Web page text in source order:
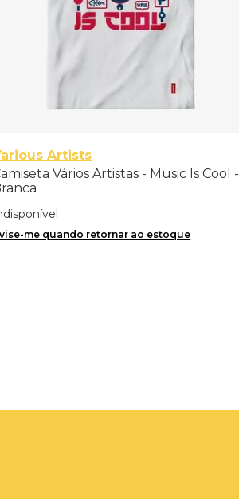
Artists
Vários Artistas - Music Is Cool -
me quando retornar ao estoque